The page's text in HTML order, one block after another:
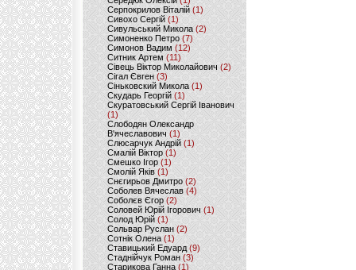
Серпокрилов Віталій(1)
Сивохо Сергій(1)
Сивульський Микола(2)
Симоненко Петро(7)
Симонов Вадим (12)
Ситник Артем(11)
Сівець Віктор Миколайович(2)
Сігал Євген (3)
Сіньковский Микола(1)
Скударь Георгій (1)
Скуратовський Сергій Іванович
(1)
Слободян Олександр
В'ячеславович(1)
Слюсарчук Андрій(1)
Смалій Віктор (1)
Смешко Ігор (1)
Смолій Яків (1)
Снєгирьов Дмитро (2)
Соболев Вячеслав (4)
Соболєв Єгор(2)
Соловей Юрій Ігорович (1)
Солод Юрій (1)
Сольвар Руслан (2)
Сотнік Олена(1)
Ставицький Едуард (9)
Стаднійчук Роман(3)
Старикова Ганна (1)